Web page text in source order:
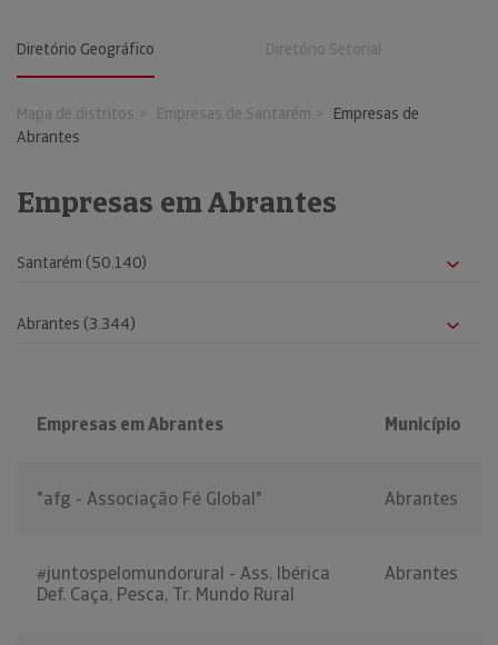
Diretório Geográfico Diretório Setorial
Mapa de distritos Empresas de Santarém
Empresas de
Abrantes
Empresas em Abrantes
Empresas em Abrantes Município
"afg - Associação Fé Global" Abrantes
#juntospelomundorural - Ass. Ibérica
Def. Caça, Pesca, Tr. Mundo Rural
Abrantes